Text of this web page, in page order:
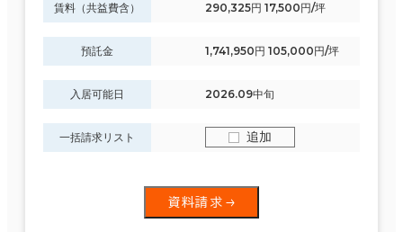
賃料（共益費含） 290,325円 17,500円/坪
預託金 1,741,950円 105,000円/坪
入居可能日 2026.09中旬
一括請求リスト 追加
資料請求